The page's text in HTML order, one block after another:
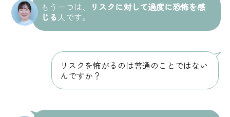
もう一つは、
リスクに対して過度に恐怖を感
じる人です。
リスクを怖がるのは普通のことではない
んですか？